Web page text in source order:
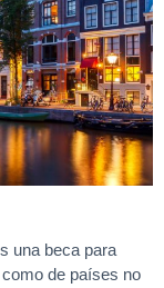
una beca para
de países no